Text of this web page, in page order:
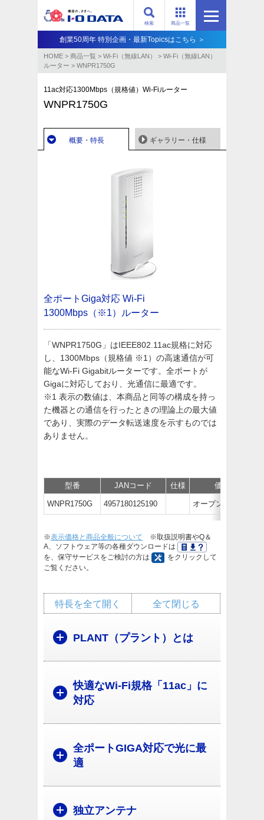
商品一覧
検索
創業50周年 特別企画・最新Topicsはこちら ＞
HOME > 商品一覧 > Wi-Fi（無線LAN） > Wi-Fi（無線LAN）
ルーター > WNPR1750G
11ac対応1300Mbps（規格値）Wi-Fiルーター
WNPR1750G
概要・特長 ギャラリー・仕様
全ポートGiga対応 Wi-Fi
1300Mbps（※1）ルーター
「WNPR1750G」はIEEE802.11ac規格に対応
し、1300Mbps（規格値 ※1）の高速通信が可
能なWi-Fi Gigabitルーターです。全ポートが
Gigaに対応しており、光通信に最適です。
※1 表示の数値は、本商品と同等の構成を持っ
た機器との通信を行ったときの理論上の最大値
であり、実際のデータ転送速度を示すものでは
ありません。
型番 JANコード 仕様 価格
WNPR1750G 4957180125190 オープン価格
※表示価格と商品全般について ※取扱説明書やQ＆
A、ソフトウェア等の各種ダウンロードは
を、保守サービスをご検討の方は
をクリックして
ご覧ください。
全て閉じる
特長を全て開く
PLANT（プラント）とは
快適なWi-Fi規格「11ac」に
対応
全ポートGIGA対応で光に最
適
独立アンテナ